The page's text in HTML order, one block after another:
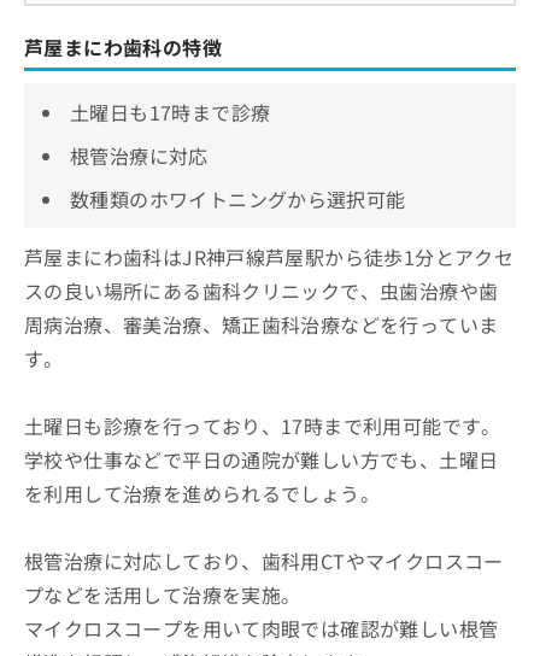
芦屋まにわ歯科の特徴
土曜日も17時まで診療
根管治療に対応
数種類のホワイトニングから選択可能
芦屋まにわ歯科はJR神戸線芦屋駅から徒歩1分とアクセ
スの良い場所にある歯科クリニックで、虫歯治療や歯
周病治療、審美治療、矯正歯科治療などを行っていま
す。
土曜日も診療を行っており、17時まで利用可能です。
学校や仕事などで平日の通院が難しい方でも、土曜日
を利用して治療を進められるでしょう。
根管治療に対応しており、歯科用CTやマイクロスコー
プなどを活用して治療を実施。
マイクロスコープを用いて肉眼では確認が難しい根管